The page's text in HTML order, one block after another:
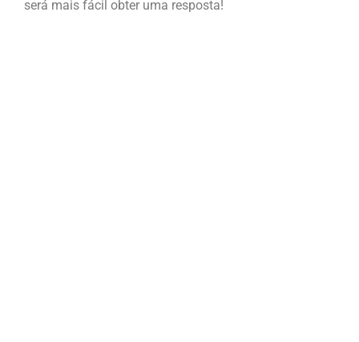
será mais fácil obter uma resposta!